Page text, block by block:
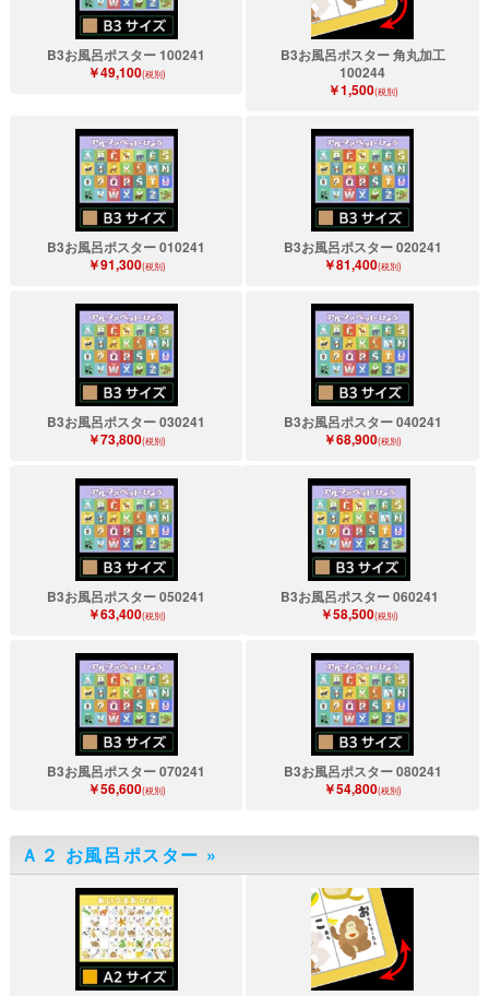
B3お風呂ポスター 100241
￥49,100(税別)
B3お風呂ポスター 角丸加工
100244
￥1,500(税別)
B3お風呂ポスター 010241
￥91,300(税別)
B3お風呂ポスター 020241
￥81,400(税別)
B3お風呂ポスター 030241
￥73,800(税別)
B3お風呂ポスター 040241
￥68,900(税別)
B3お風呂ポスター 050241
￥63,400(税別)
B3お風呂ポスター 060241
￥58,500(税別)
B3お風呂ポスター 070241
￥56,600(税別)
B3お風呂ポスター 080241
￥54,800(税別)
Ａ２ お風呂ポスター »